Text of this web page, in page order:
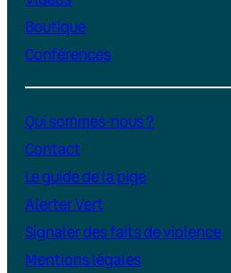
Boutique
Conférences
Qui sommes-nous ?
Contact
Le guide de la pige
Alerter Vert
Signaler des faits de violence
Mentions légales